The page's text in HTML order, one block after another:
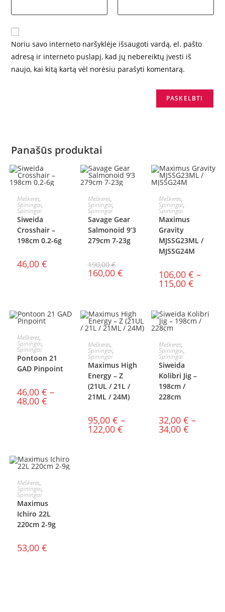
Noriu savo interneto naršyklėje išsaugoti vardą, el. pašto
adresą ir interneto puslapį, kad jų nebereiktų įvesti iš
naujo, kai kitą kartą vėl norėsiu parašyti komentarą.
Panašūs produktai
Į KREPŠELĮ
Meškerės,
Spiningai,
Spiningai
Siweida
Crosshair –
198cm 0.2-6g
46,00 €
AKCIJA!
PASIRINKTI
SAVYBES
Meškerės,
Spiningai,
Spiningai
Savage Gear
Salmonoid 9’3
279cm 7-23g
190,00€
160,00 €
PASIRINKTI
SAVYBES
Meškerės,
Spiningai,
Spiningai
Maximus
Gravity
MJSSG23ML /
MJSSG24M
106,00 € –
115,00 €
PASIRINKTI
SAVYBES
Meškerės,
Spiningai,
Spiningai
Pontoon 21
GAD Pinpoint
46,00 € –
48,00 €
PASIRINKTI
SAVYBES
Meškerės,
Spiningai,
Spiningai
Maximus High
Energy – Z
(21UL / 21L /
21ML / 24M)
95,00 € –
122,00 €
PASIRINKTI
SAVYBES
Meškerės,
Spiningai,
Spiningai
Siweida
Kolibri Jig –
198cm /
228cm
32,00 € –
34,00 €
Į KREPŠELĮ
Meškerės,
Spiningai,
Spiningai
Maximus
Ichiro 22L
220cm 2-9g
53,00 €